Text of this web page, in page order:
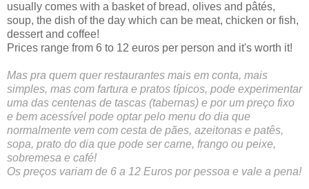
usually comes with a basket of bread, olives and pâtés,
soup, the dish of the day which can be meat, chicken or fish,
dessert and coffee!
Prices range from 6 to 12 euros per person and it's worth it!
Mas pra quem quer restaurantes mais em conta, mais
simples, mas com fartura e pratos típicos, pode experimentar
uma das centenas de tascas (tabernas) e por um preço fixo
e bem acessível pode optar pelo menu do dia que
normalmente vem com cesta de pães, azeitonas e patês,
sopa, prato do dia que pode ser carne, frango ou peixe,
sobremesa e café!
Os preços variam de 6 a 12 Euros por pessoa e vale a pena!